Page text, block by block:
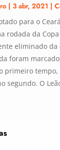
| 3 abr, 2021 |
para o
rodada da
eliminado da
foram
primeiro tempo,
segundo. O